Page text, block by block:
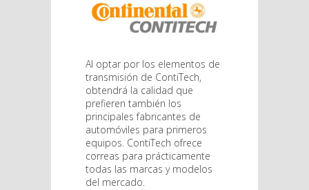
Al optar por los elementos de
transmisión de ContiTech,
obtendrá la calidad que
prefieren también los
principales fabricantes de
automóviles para primeros
equipos. ContiTech ofrece
correas para prácticamente
todas las marcas y modelos
del mercado.